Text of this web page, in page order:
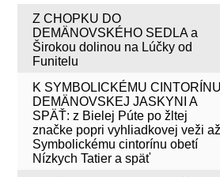
Z CHOPKU DO
DEMÄNOVSKÉHO SEDLA a
Širokou dolinou na Lúčky od
Funitelu
K SYMBOLICKÉMU
DEMÄNOVSKEJ JASKYNI A
SPÄŤ: z Bielej Púte po žltej
značke popri vyhliadkovej veži
Symbolickému cintorínu obetí
Nízkych Tatier a späť